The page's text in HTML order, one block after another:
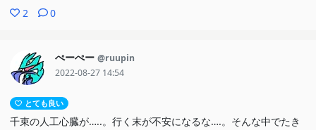
2 0
ぺーぺー @ruupin
2022-08-27 14:54
とても良い
千束の人工心臓が…..。行く末が不安になるな….。そんな中でたき